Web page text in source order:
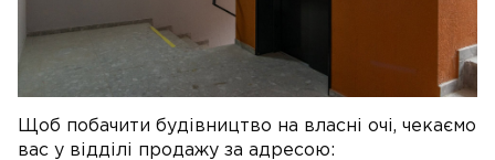
Щоб побачити будівництво на власні очі, чекаємо
вас у відділі продажу за адресою: